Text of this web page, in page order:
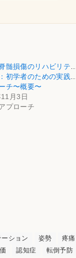
髄損傷のリハビリテ
初学者のための実践
チ〜概要〜
月3日
プローチ
ーション 姿勢
疼痛
認知症
転倒予防